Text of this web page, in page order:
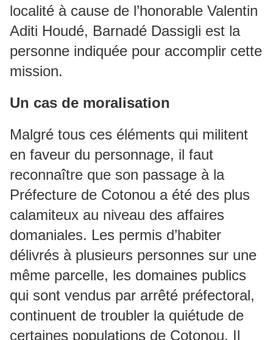
localité à cause de l’honorable Valentin
Aditi Houdé, Barnadé Dassigli est la
personne indiquée pour accomplir cette
mission.
Un cas de moralisation
Malgré tous ces éléments qui militent
en faveur du personnage, il faut
reconnaître que son passage à la
Préfecture de Cotonou a été des plus
calamiteux au niveau des affaires
domaniales. Les permis d’habiter
délivrés à plusieurs personnes sur une
même parcelle, les domaines publics
qui sont vendus par arrêté préfectoral,
continuent de troubler la quiétude de
certaines populations de Cotonou. Il